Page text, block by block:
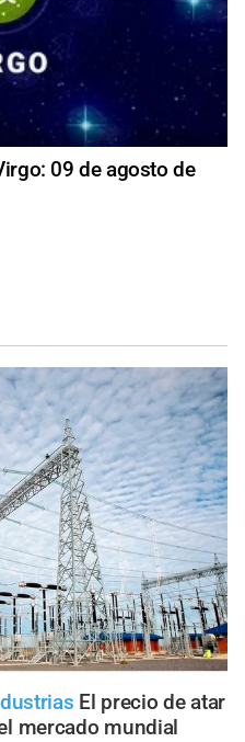
09 de agosto de
El precio de atar
mercado mundial